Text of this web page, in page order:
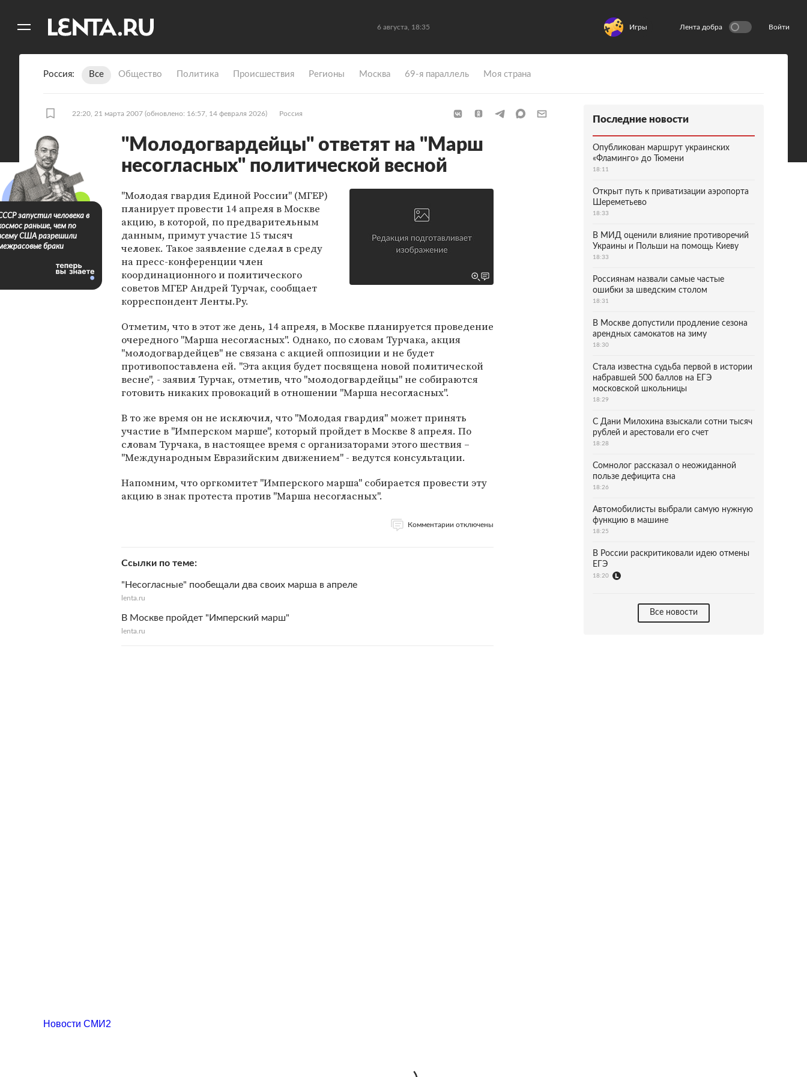
6 августа, 18:35 Игры Лента добра Войти
Россия Все Общество Политика Происшествия Регионы Москва 69-я параллель Моя страна
22:20, 21 марта 2007 (обновлено: 16:57, 14 февраля 2026) Россия
"Молодогвардейцы" ответят на "Марш
несогласных" политической весной
"Молодая гвардия Единой России" (МГЕР)
планирует провести 14 апреля в Москве
акцию, в которой, по предварительным
данным, примут участие 15 тысяч
человек. Такое заявление сделал в среду
на пресс-конференции член
координационного и политического
советов МГЕР Андрей Турчак, сообщает
корреспондент Ленты.Ру.
Отметим, что в этот же день, 14 апреля, в Москве планируется проведение
очередного "Марша несогласных". Однако, по словам Турчака, акция
"молодогвардейцев" не связана с акцией оппозиции и не будет
противопоставлена ей. "Эта акция будет посвящена новой политической
весне", - заявил Турчак, отметив, что "молодогвардейцы" не собираются
готовить никаких провокаций в отношении "Марша несогласных".
В то же время он не исключил, что "Молодая гвардия" может принять
участие в "Имперском марше", который пройдет в Москве 8 апреля. По
словам Турчака, в настоящее время с организаторами этого шествия –
"Международным Евразийским движением" - ведутся консультации.
Напомним, что оргкомитет "Имперского марша" собирается провести эту
акцию в знак протеста против "Марша несогласных".
Комментарии отключены
Ссылки по теме
"Несогласные" пообещали два своих марша в апреле
lenta.ru
В Москве пройдет "Имперский марш"
lenta.ru
запустил человека в
раньше, чем по
США разрешили
браки
Последние новости
Опубликован маршрут украинских
«Фламинго» до Тюмени
18:11
Открыт путь к приватизации аэропорта
Шереметьево
18:33
В МИД оценили влияние противоречий
Украины и Польши на помощь Киеву
18:33
Россиянам назвали самые частые
ошибки за шведским столом
18:31
В Москве допустили продление сезона
арендных самокатов на зиму
18:30
Стала известна судьба первой в истории
набравшей 500 баллов на ЕГЭ
московской школьницы
18:29
С Дани Милохина взыскали сотни тысяч
рублей и арестовали его счет
18:28
Сомнолог рассказал о неожиданной
пользе дефицита сна
18:26
Автомобилисты выбрали самую нужную
функцию в машине
18:25
В России раскритиковали идею отмены
ЕГЭ
18:20
Все новости
Новости СМИ2